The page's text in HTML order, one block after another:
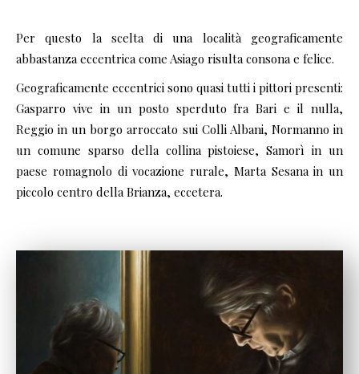
Per questo la scelta di una località geograficamente
abbastanza eccentrica come Asiago risulta consona e felice.
Geograficamente eccentrici sono quasi tutti i pittori presenti:
Gasparro vive in un posto sperduto fra Bari e il nulla,
Reggio in un borgo arroccato sui Colli Albani, Normanno in
un comune sparso della collina pistoiese, Samorì in un
paese romagnolo di vocazione rurale, Marta Sesana in un
piccolo centro della Brianza, eccetera.